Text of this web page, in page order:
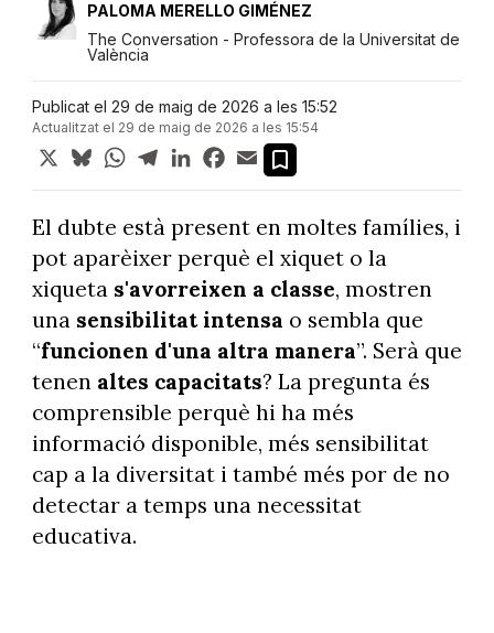
PALOMA MERELLO GIMÉNEZ
The Conversation - Professora de la Universitat de
València
Publicat el 29 de maig de 2026 a les 15:52
Actualitzat el 29 de maig de 2026 a les 15:54
X BlueskyWhatsApp
TelegramLinkedInFacebook
Email
El dubte està present en moltes famílies, i
pot aparèixer perquè el xiquet o la
xiqueta s'avorreixen a classe, mostren
una sensibilitat intensa o sembla que
“funcionen d'una altra manera”. Serà que
tenen altes capacitats? La pregunta és
comprensible perquè hi ha més
informació disponible, més sensibilitat
cap a la diversitat i també més por de no
detectar a temps una necessitat
educativa.